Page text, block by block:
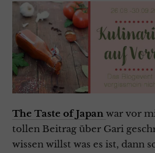
The Taste of Japan war vor
tollen Beitrag über Gari
wissen willst was es ist, dann